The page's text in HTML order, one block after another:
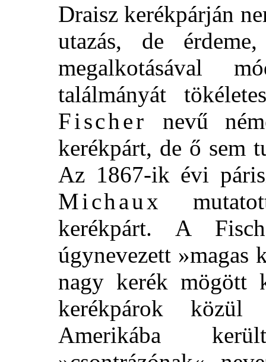
Draisz kerékpárján
utazás, de
megalkotásával
találmányát
Fischer
nevű
kerékpárt, de ő sem
Az 1867-ik évi
Michaux
kerékpárt. A
úgynevezett »magas
nagy kerék mögött
kerékpárok
Amerikába